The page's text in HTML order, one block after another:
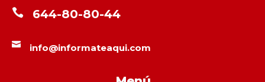
 644-80-80-44
 info@informateaqui.com